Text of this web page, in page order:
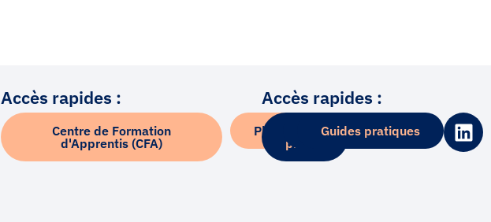
Accès rapides :
Centre de Formation
d'Apprentis (CFA)
Plateforme Alumni
Accès rapides :
presse
Blog
Guides pratiques L
i